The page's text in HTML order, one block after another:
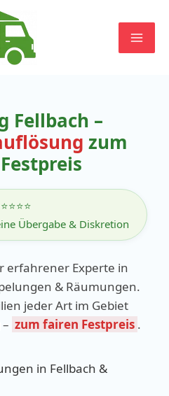
Fellbach –
zum
Übergabe & Diskretion
erfahrener Experte in
& Räumungen.
jeder Art im Gebiet
zum fairen Festpreis .
in Fellbach &